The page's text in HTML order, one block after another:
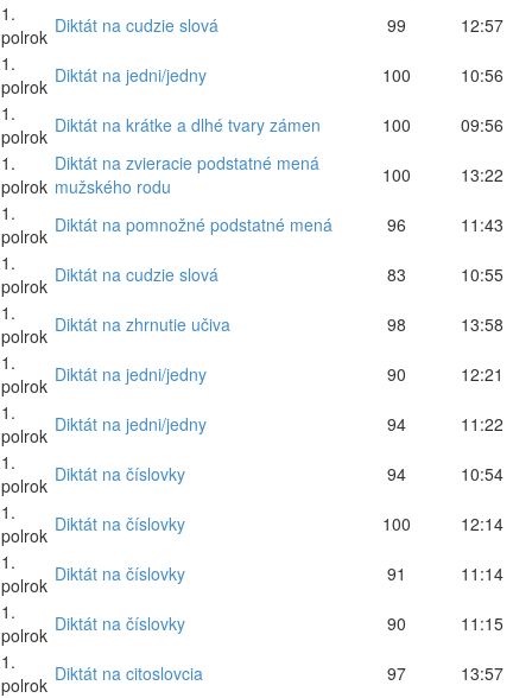
1.
polrok Diktát na cudzie slová 99
12:57
1.
polrok Diktát na jedni/jedny 100
10:56
1.
polrok Diktát na krátke a dlhé tvary zámen 100
09:56
1.
polrok
Diktát na zvieracie podstatné mená
mužského rodu
100
13:22
1.
polrok Diktát na pomnožné podstatné mená 96
11:43
1.
polrok Diktát na cudzie slová 83
10:55
1.
polrok Diktát na zhrnutie učiva 98
13:58
1.
polrok Diktát na jedni/jedny 90
12:21
1.
polrok Diktát na jedni/jedny 94
11:22
1.
polrok Diktát na číslovky 94
10:54
1.
polrok Diktát na číslovky 100
12:14
1.
polrok Diktát na číslovky 91
11:14
1.
polrok Diktát na číslovky 90
11:15
1.
polrok Diktát na citoslovcia 97
13:57